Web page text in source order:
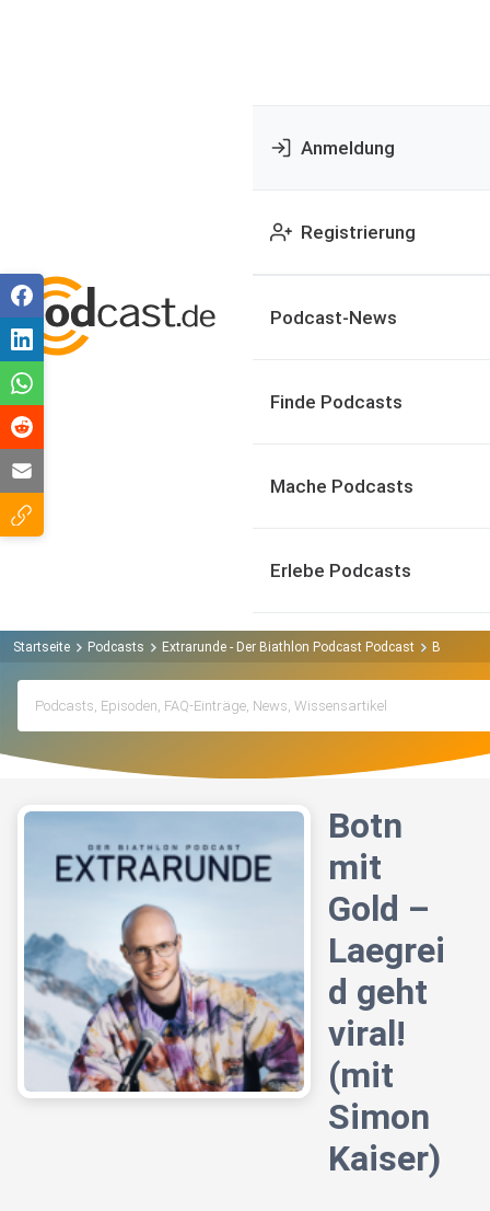
Anmeldung
Registrierung
Podcast-News
Finde Podcasts
Mache Podcasts
Erlebe Podcasts
Startseite Podcasts Extrarunde - Der Biathlon Podcast Podcast Botn mit
Botn
mit
Gold –
Laegrei
d geht
viral!
(mit
Simon
Kaiser)